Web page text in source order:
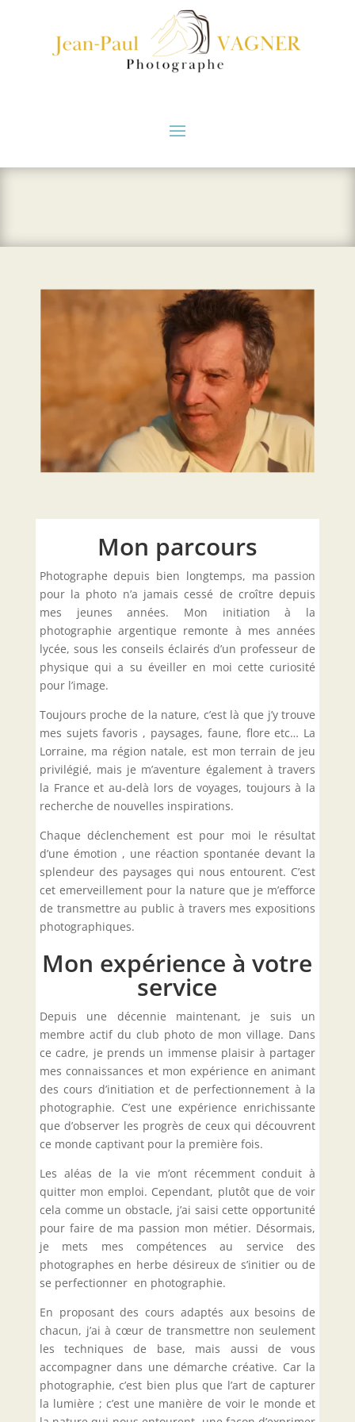
Mon parcours
Photographe depuis bien longtemps, ma passion
pour la photo n’a jamais cessé de croître depuis
mes jeunes années. Mon initiation à la
photographie argentique remonte à mes années
lycée, sous les conseils éclairés d’un professeur de
physique qui a su éveiller en moi cette curiosité
pour l’image.
Toujours proche de la nature, c’est là que j’y trouve
mes sujets favoris , paysages, faune, flore etc… La
Lorraine, ma région natale, est mon terrain de jeu
privilégié, mais je m’aventure également à travers
la France et au-delà lors de voyages, toujours à la
recherche de nouvelles inspirations.
Chaque déclenchement est pour moi le résultat
d’une émotion , une réaction spontanée devant la
splendeur des paysages qui nous entourent. C’est
cet emerveillement pour la nature que je m’efforce
de transmettre au public à travers mes expositions
photographiques.
Mon expérience à votre
service
Depuis une décennie maintenant, je suis un
membre actif du club photo de mon village. Dans
ce cadre, je prends un immense plaisir à partager
mes connaissances et mon expérience en animant
des cours d’initiation et de perfectionnement à la
photographie. C’est une expérience enrichissante
que d’observer les progrès de ceux qui découvrent
ce monde captivant pour la première fois.
Les aléas de la vie m’ont récemment conduit à
quitter mon emploi. Cependant, plutôt que de voir
cela comme un obstacle, j’ai saisi cette opportunité
pour faire de ma passion mon métier. Désormais,
je mets mes compétences au service des
photographes en herbe désireux de s’initier ou de
se perfectionner en photographie.
En proposant des cours adaptés aux besoins de
chacun, j’ai à cœur de transmettre non seulement
les techniques de base, mais aussi de vous
accompagner dans une démarche créative. Car la
photographie, c’est bien plus que l’art de capturer
la lumière ; c’est une manière de voir le monde et